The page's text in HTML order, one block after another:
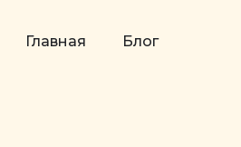
Главная Блог